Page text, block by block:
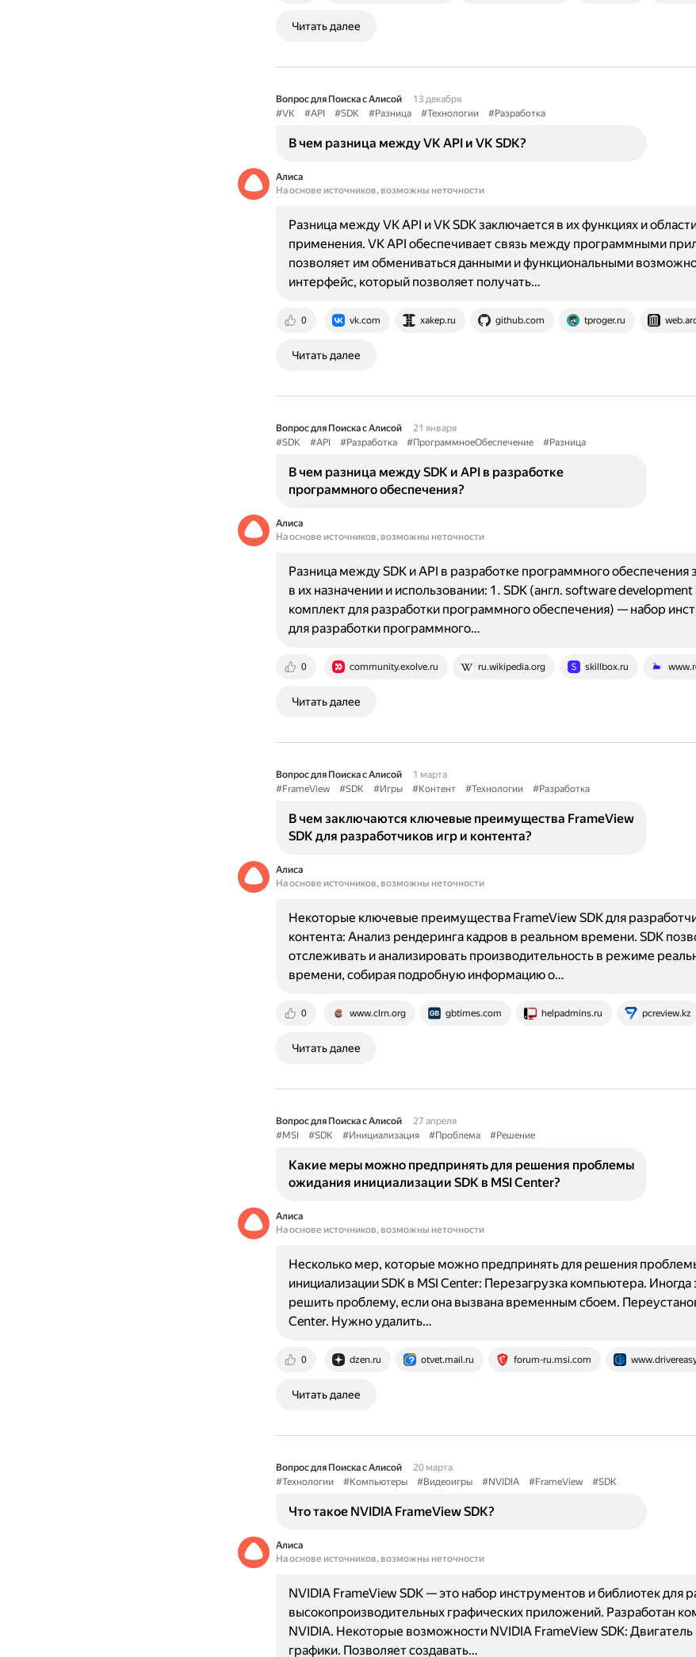
Читать далее
Вопрос для Поиска с Алисой
13 декабря
#VK
#API #SDK #Разница #Технологии #Разработка
В чем разница между VK API и VK SDK?
Алиса
На основе источников, возможны неточности
0 vk.com xakep.ru github.com tproger.ru
Разница между VK API и VK SDK заключается в их функциях и
применения. VK API обеспечивает связь между программными
позволяет им обмениваться данными и функциональными
интерфейс, который позволяет получать…
Читать далее
Вопрос для Поиска с Алисой
21 января
#SDK
#API #Разработка #ПрограммноеОбеспечение #Разница
В чем разница между SDK и API в разработке
программного обеспечения?
Алиса
На основе источников, возможны неточности
0 community.exolve.ru ru.wikipedia.org skillbox.ru
Разница между SDK и API в разработке программного обеспечения
в их назначении и использовании: 1. SDK (англ. software
комплект для разработки программного обеспечения) — набор
для разработки программного…
Читать далее
Вопрос для Поиска с Алисой
1 марта
#FrameView
#SDK #Игры #Контент #Технологии #Разработка
В чем заключаются ключевые преимущества FrameView
SDK для разработчиков игр и контента?
Алиса
На основе источников, возможны неточности
0 www.clrn.org gbtimes.com helpadmins.ru pcreview.kz
Некоторые ключевые преимущества FrameView SDK для
контента: Анализ рендеринга кадров в реальном времени. SDK
отслеживать и анализировать производительность в режиме
времени, собирая подробную информацию о…
Читать далее
Вопрос для Поиска с Алисой
27 апреля
#MSI
#SDK #Инициализация #Проблема #Решение
Какие меры можно предпринять для решения проблемы
ожидания инициализации SDK в MSI Center?
Алиса
На основе источников, возможны неточности
0 dzen.ru otvet.mail.ru forum-ru.msi.com
Несколько мер, которые можно предпринять для решения
инициализации SDK в MSI Center: Перезагрузка компьютера.
решить проблему, если она вызвана временным сбоем.
Center. Нужно удалить…
Читать далее
Вопрос для Поиска с Алисой
20 марта
#Технологии
#Компьютеры #Видеоигры #NVIDIA #FrameView #SDK
Что такое NVIDIA FrameView SDK?
Алиса
На основе источников, возможны неточности
NVIDIA FrameView SDK — это набор инструментов и библиотек для
высокопроизводительных графических приложений. Разработан
NVIDIA. Некоторые возможности NVIDIA FrameView SDK:
графики. Позволяет создавать…